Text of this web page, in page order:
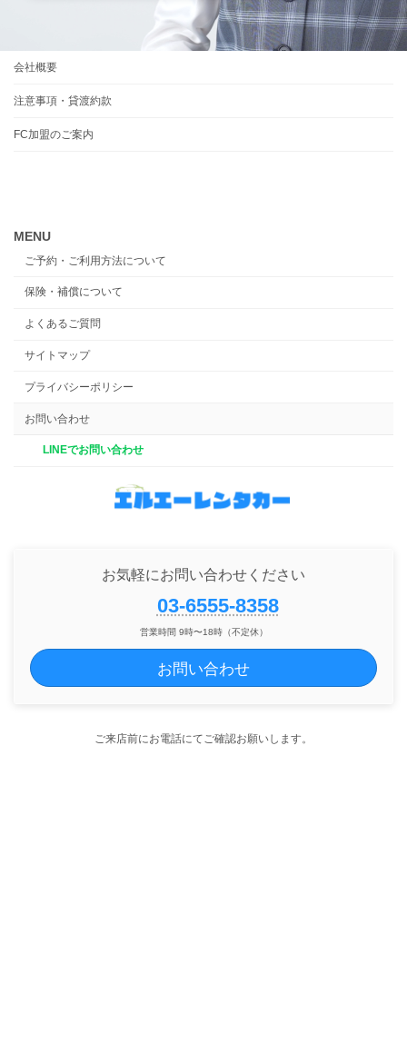
会社概要
注意事項・貸渡約款
FC加盟のご案内
MENU
ご予約・ご利用方法について
保険・補償について
よくあるご質問
サイトマップ
プライバシーポリシー
お問い合わせ
LINEでお問い合わせ
お気軽にお問い合わせください
03-6555-8358
営業時間 9時〜18時（不定休）
お問い合わせ
ご来店前にお電話にてご確認お願いします。